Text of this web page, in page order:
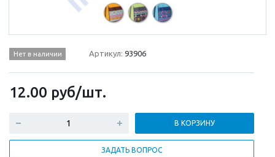
Нет в наличии Артикул:93906
12.00 руб/шт.
В КОРЗИНУ
ЗАДАТЬ ВОПРОС